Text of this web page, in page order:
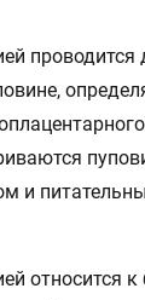
и
относится